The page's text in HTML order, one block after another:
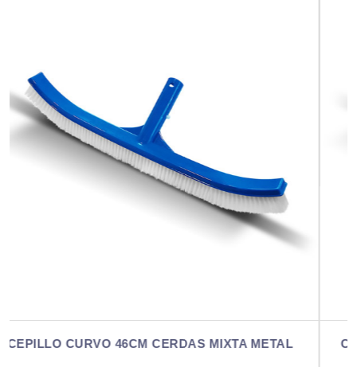
CEPILLO CURVO SOPORTE METÁLICO